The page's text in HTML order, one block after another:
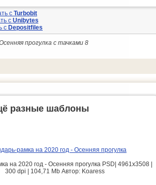
с Turbobit
с Unibytes
с Depositfiles
прогулка с тачками 8
разные шаблоны
рамка на 2020 год - Осенняя прогулка
на 2020 год - Осенняя прогулка PSD| 4961x3508 |
300 dpi | 104,71 Mb Автор: Koaress